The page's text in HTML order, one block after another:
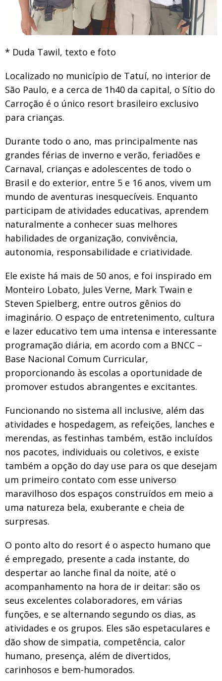
* Duda Tawil, texto e foto
Localizado no município de Tatuí, no interior de
São Paulo, e a cerca de 1h40 da capital, o Sítio do
Carroção é o único resort brasileiro exclusivo
para crianças.
Durante todo o ano, mas principalmente nas
grandes férias de inverno e verão, feriadões e
Carnaval, crianças e adolescentes de todo o
Brasil e do exterior, entre 5 e 16 anos, vivem um
mundo de aventuras inesquecíveis. Enquanto
participam de atividades educativas, aprendem
naturalmente a conhecer suas melhores
habilidades de organização, convivência,
autonomia, responsabilidade e criatividade.
Ele existe há mais de 50 anos, e foi inspirado em
Monteiro Lobato, Jules Verne, Mark Twain e
Steven Spielberg, entre outros gênios do
imaginário. O espaço de entretenimento, cultura
e lazer educativo tem uma intensa e interessante
programação diária, em acordo com a BNCC –
Base Nacional Comum Curricular,
proporcionando às escolas a oportunidade de
promover estudos abrangentes e excitantes.
Funcionando no sistema all inclusive, além das
atividades e hospedagem, as refeições, lanches e
merendas, as festinhas também, estão incluídos
nos pacotes, individuais ou coletivos, e existe
também a opção do day use para os que desejam
um primeiro contato com esse universo
maravilhoso dos espaços construídos em meio a
uma natureza bela, exuberante e cheia de
surpresas.
O ponto alto do resort é o aspecto humano que
é empregado, presente a cada instante, do
despertar ao lanche final da noite, até o
acompanhamento na hora de ir deitar: são os
seus excelentes colaboradores, em várias
funções, e se alternando segundo os dias, as
atividades e os grupos. Eles são espetaculares e
dão show de simpatia, competência, calor
humano, presença, além de divertidos,
carinhosos e bem-humorados.